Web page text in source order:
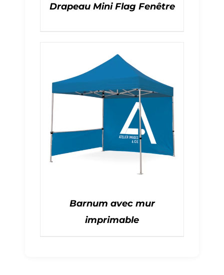
Drapeau Mini Flag Fenêtre
Barnum avec mur
imprimable